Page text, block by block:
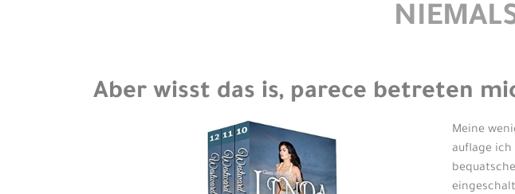
Aber wisst das is, parece betreten
Meine
auflage